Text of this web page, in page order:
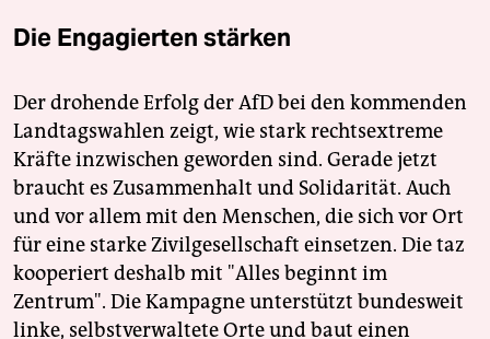
Die Engagierten stärken
Der drohende Erfolg der AfD bei den kommenden
Landtagswahlen zeigt, wie stark rechtsextreme
Kräfte inzwischen geworden sind. Gerade jetzt
braucht es Zusammenhalt und Solidarität. Auch
und vor allem mit den Menschen, die sich vor Ort
für eine starke Zivilgesellschaft einsetzen. Die taz
kooperiert deshalb mit "Alles beginnt im
Zentrum". Die Kampagne unterstützt bundesweit
linke, selbstverwaltete Orte und baut einen